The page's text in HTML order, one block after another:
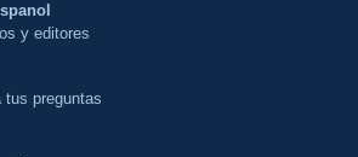
y editores
tus preguntas